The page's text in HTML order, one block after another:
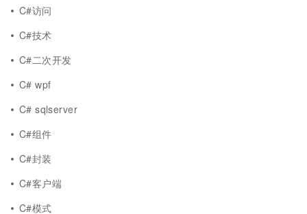
C#访问
C#技术
C#二次开发
C# wpf
C# sqlserver
C#组件
C#封装
C#客户端
C#模式